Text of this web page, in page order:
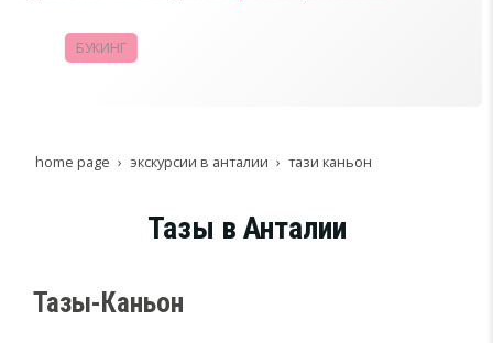
БУКИНГ КАМПАНИИ
home page экскурсии в анталии тази каньон
Тазы в Анталии
Тазы-Каньон